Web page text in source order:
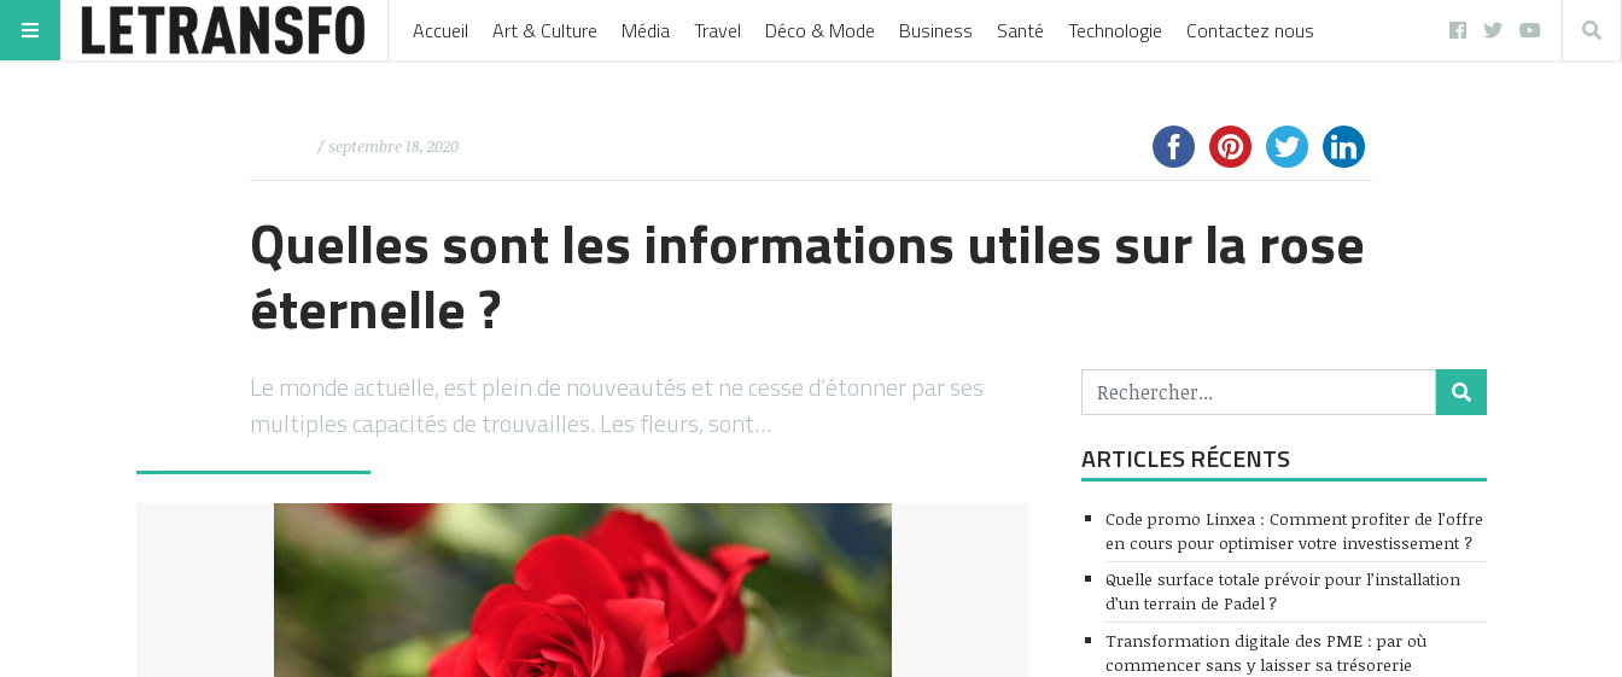
Accueil Art & Culture Média Travel Déco & Mode Business Santé Technologie Contactez nous
/ septembre 18, 2020
Quelles sont les informations utiles sur la rose
éternelle ?
Le monde actuelle, est plein de nouveautés et ne cesse d’étonner par ses
multiples capacités de trouvailles. Les fleurs, sont…
ARTICLES RÉCENTS
Code promo Linxea : Comment profiter de l’offre
en cours pour optimiser votre investissement ?
Quelle surface totale prévoir pour l’installation
d’un terrain de Padel ?
Transformation digitale des PME : par où
commencer sans y laisser sa trésorerie